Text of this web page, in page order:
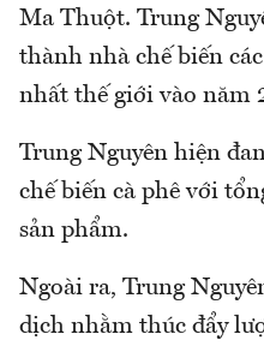
Ma Thuột. Trung
thành nhà chế biến
nhất thế giới vào năm
Trung Nguyên hiện
chế biến cà phê với
sản phẩm.
Ngoài ra, Trung
dịch nhằm thúc đẩy